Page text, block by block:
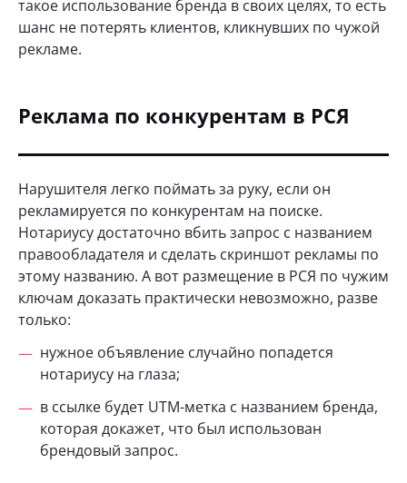
такое использование бренда в своих целях, то есть
шанс не потерять клиентов, кликнувших по чужой
рекламе.
Реклама по конкурентам в РСЯ
Нарушителя легко поймать за руку, если он
рекламируется по конкурентам на поиске.
Нотариусу достаточно вбить запрос с названием
правообладателя и сделать скриншот рекламы по
этому названию. А вот размещение в РСЯ по чужим
ключам доказать практически невозможно, разве
только:
нужное объявление случайно попадется
нотариусу на глаза;
в ссылке будет UTM-метка с названием бренда,
которая докажет, что был использован
брендовый запрос.